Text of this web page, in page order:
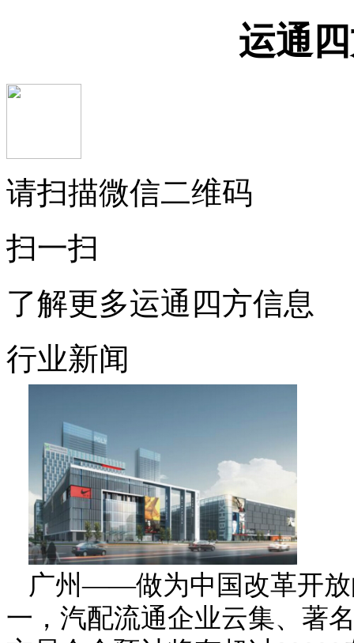
运通
请扫描微信二维码
扫一扫
了解更多运通四方信息
行业新闻
广州——做为中国改革开放
一，汽配流通企业云集、著